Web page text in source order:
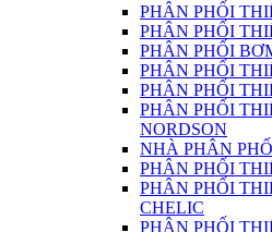
PHÂN PHỐI
PHÂN PHỐI
PHÂN PHỐI
PHÂN PHỐI
PHÂN PHỐI
PHÂN PHỐI
NORDSON
NHÀ PHÂN
PHÂN PHỐI
PHÂN PHỐI
CHELIC
PHÂN PHỐI